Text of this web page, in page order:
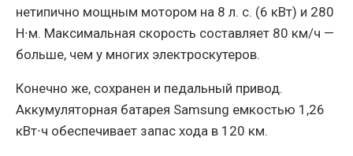
нетипично мощным мотором на 8 л. с. (6 кВт) и 280
Н∙м. Максимальная скорость составляет 80 км/ч —
больше, чем у многих электроскутеров.
Конечно же, сохранен и педальный привод.
Аккумуляторная батарея Samsung емкостью 1,26
кВт∙ч обеспечивает запас хода в 120 км.